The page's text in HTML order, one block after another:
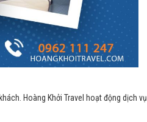
Hoàng Khởi Travel hoạt động dịch vụ